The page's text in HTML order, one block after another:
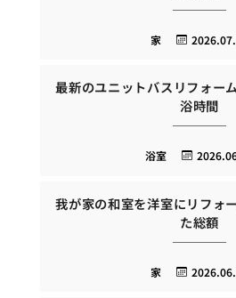
家
最新のユニットバスリフォー
浴時間
浴室
我が家の和室を洋室にリフォ
た総額
家